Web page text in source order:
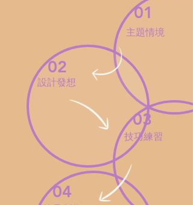
主題情境
01
02
設計發想
03
​技巧練習
04